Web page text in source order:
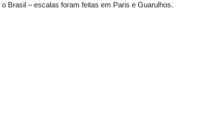
Brasil – escalas foram feitas em Paris e Guarulhos.